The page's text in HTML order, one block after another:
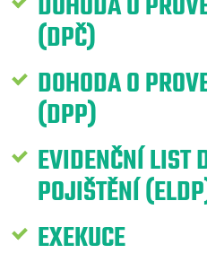
(DPČ)
DOHODA O
(DPP)
EVIDENČNÍ LIST
POJIŠTĚNÍ
EXEKUCE